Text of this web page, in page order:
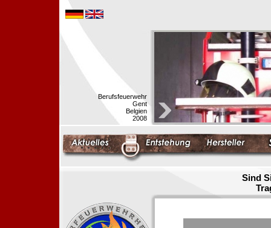
Berufsfeuerwehr
Gent
Belgien
2008
Sind